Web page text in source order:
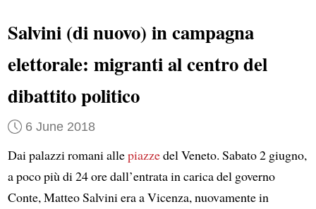
Salvini (di nuovo) in campagna
elettorale: migranti al centro del
dibattito politico
6 June 2018
Dai palazzi romani allepiazzedel Veneto. Sabato 2 giugno,
a poco più di 24 ore dall’entrata in carica del governo
Conte, Matteo Salvini era a Vicenza, nuovamente in